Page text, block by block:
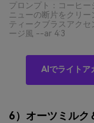
プロンプト：コーヒ
ニューの断片をクリ
ティークブラスアク
ージ風 --ar 4:3
AIでライトア
6）オーツミルク